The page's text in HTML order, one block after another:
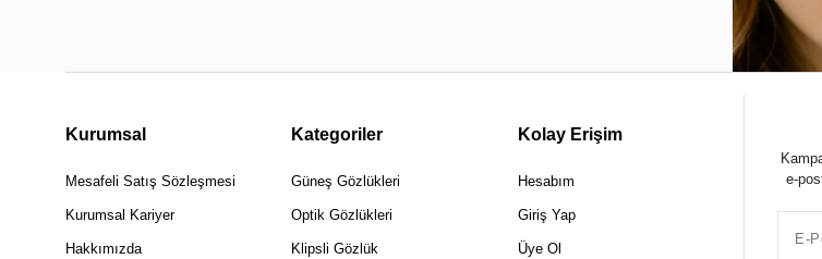
Kurumsal
Mesafeli Satış Sözleşmesi
Kurumsal Kariyer
Hakkımızda
Kategoriler
Güneş Gözlükleri
Optik Gözlükleri
Klipsli Gözlük
Kolay Erişim
Hesabım
Giriş Yap
Üye Ol
e-